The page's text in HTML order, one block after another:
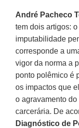
André Pacheco
tem dois artigos:
imputabilidade
corresponde a
vigor da norma a
ponto polêmico é
os impactos que
o agravamento
carcerária. De
Diagnóstico de